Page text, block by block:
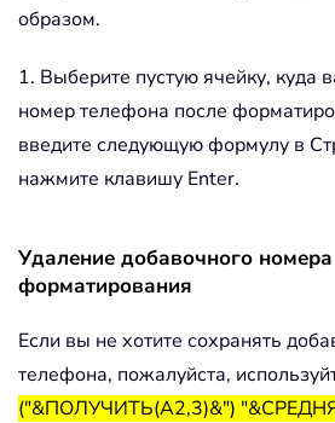
образом.
1. Выберите пустую ячейку, куда
номер телефона после
введите следующую формулу в
нажмите клавишу Enter.
Удаление добавочного
форматирования
Если вы не хотите сохранять
телефона, пожалуйста,
("&ПОЛУЧИТЬ(A2,3)&")